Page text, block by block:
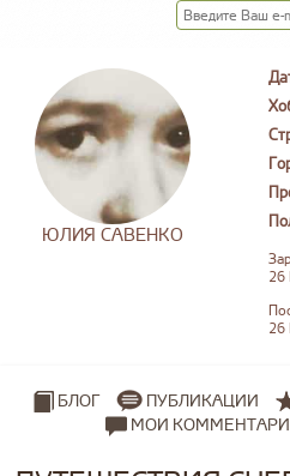
ЮЛИЯ САВЕНКО
26
26
БЛОГ ПУБЛИКАЦИИ
МОИ